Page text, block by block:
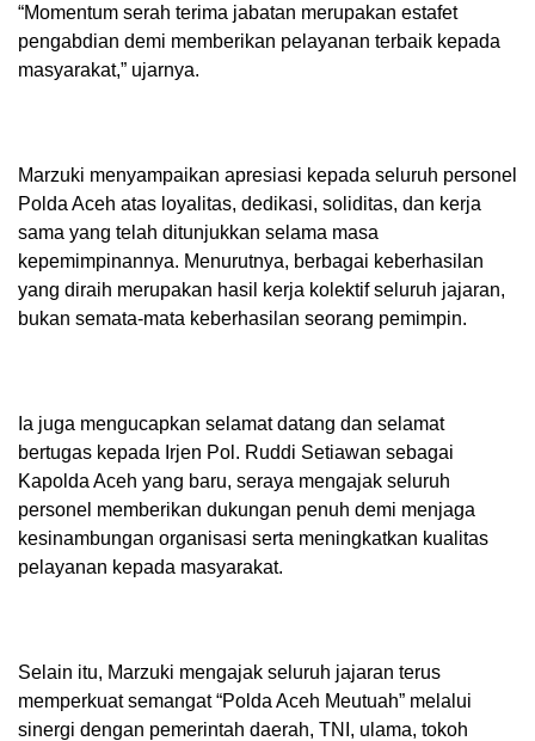
“Momentum serah terima jabatan merupakan estafet
pengabdian demi memberikan pelayanan terbaik kepada
masyarakat,” ujarnya.
Marzuki menyampaikan apresiasi kepada seluruh personel
Polda Aceh atas loyalitas, dedikasi, soliditas, dan kerja
sama yang telah ditunjukkan selama masa
kepemimpinannya. Menurutnya, berbagai keberhasilan
yang diraih merupakan hasil kerja kolektif seluruh jajaran,
bukan semata-mata keberhasilan seorang pemimpin.
Ia juga mengucapkan selamat datang dan selamat
bertugas kepada Irjen Pol. Ruddi Setiawan sebagai
Kapolda Aceh yang baru, seraya mengajak seluruh
personel memberikan dukungan penuh demi menjaga
kesinambungan organisasi serta meningkatkan kualitas
pelayanan kepada masyarakat.
Selain itu, Marzuki mengajak seluruh jajaran terus
memperkuat semangat “Polda Aceh Meutuah” melalui
sinergi dengan pemerintah daerah, TNI, ulama, tokoh